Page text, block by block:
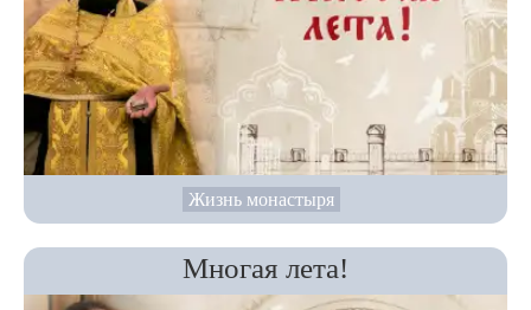
Жизнь монастыря
Многая лета!